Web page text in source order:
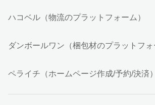
ハコベル（物流のプラットフォーム）
ダンボールワン（梱包材のプラットフォ
ペライチ（ホームページ作成/予約/決済）